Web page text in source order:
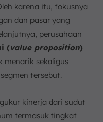
karena itu, fokusnya
dan pasar yang
perusahaan
(value proposition)
sekaligus
tersebut.
kinerja dari sudut
termasuk tingkat